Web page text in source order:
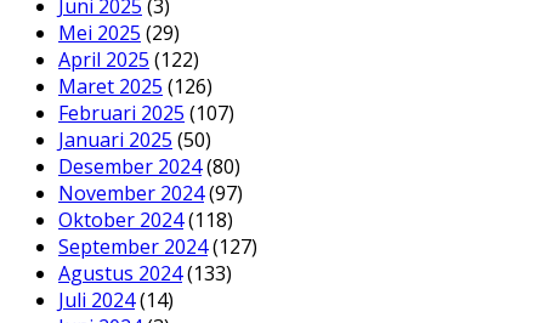
Juni 2025 (3)
Mei 2025 (29)
April 2025 (122)
Maret 2025 (126)
Februari 2025 (107)
Januari 2025 (50)
Desember 2024(80)
November 2024(97)
Oktober 2024(118)
September 2024(127)
Agustus 2024(133)
Juli 2024(14)